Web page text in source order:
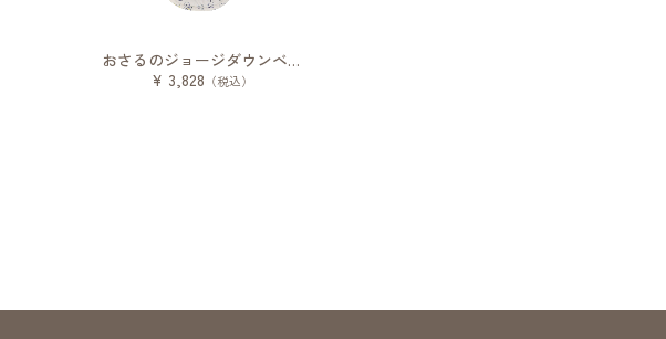
おさるのジョージダウンベスト
¥ 3,828 （税込）